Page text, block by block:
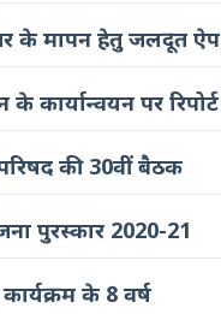
के मापन हेतु जलदूत ऐप
कार्यान्वयन पर रिपोर्ट
परिषद की 30वीं बैठक
पुरस्कार 2020-21
के 8 वर्ष